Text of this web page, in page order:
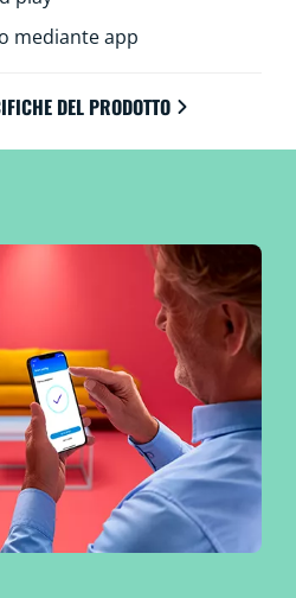
aggiuntivo.
mediante app
DEL PRODOTTO